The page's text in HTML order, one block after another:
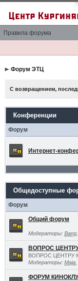
Правила форума
Форум ЭТЦ
С возвращением,
Конференции
Форум
Интернет-
Общедоступные
Форум
Общий форум
Модераторы: Bang,
ВОПРОС
ВОПРОС ЦЕНТРУ
Модераторы: Maja,
ФОРУМ